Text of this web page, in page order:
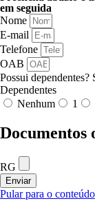
em seguida
Nome
E-mail
Telefone
OAB
Possui dependentes?
Dependentes
Nenhum
1
Documentos
RG
Enviar
Pular para o conteúdo